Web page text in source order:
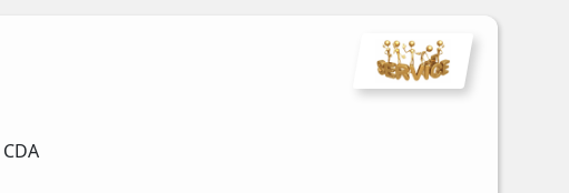
CDA